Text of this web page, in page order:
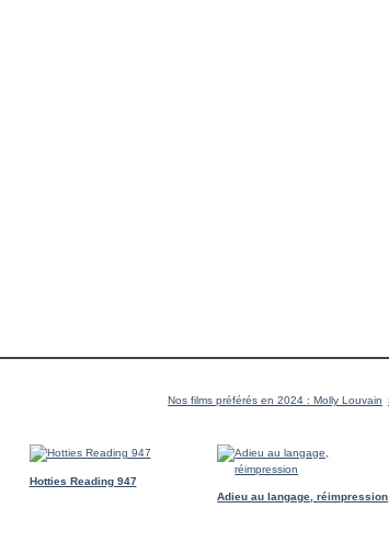
Nos films préférés en 2024 : Molly Louvain
Hotties Reading 947
Adieu au langage, réimpression